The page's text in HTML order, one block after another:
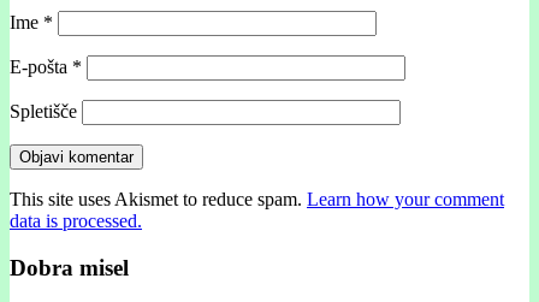
Ime *
E-pošta *
Spletišče
This site uses Akismet to reduce spam. Learn how your comment
data is processed.
Dobra misel